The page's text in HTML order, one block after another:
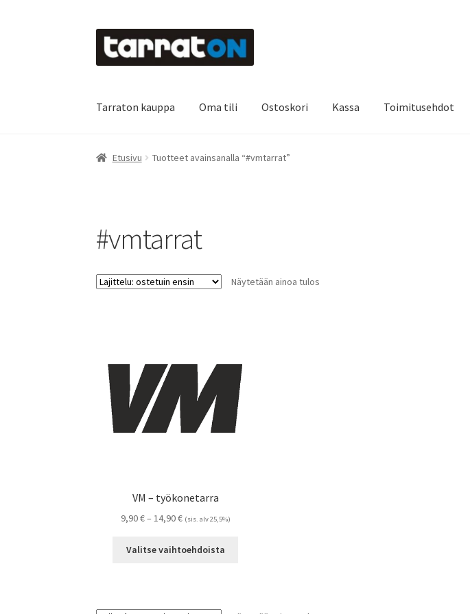
Siirry
navigointiin
Siirry
sisältöön
Tarraton kauppa Oma tili Ostoskori Kassa Toimitusehdot
Etusivu Kyltit Laserleikkaus & -kaiverrus Mainosteippaukset & teippausten poisto
Etusivu Tuotteet avainsanalla “#vmtarrat”
#vmtarrat
Näytetään ainoa tulos
VM – työkonetarra
9,90€– 14,90€Hintaluokka:
-
(sis. alv 25,5%)
Valitse vaihtoehdoista